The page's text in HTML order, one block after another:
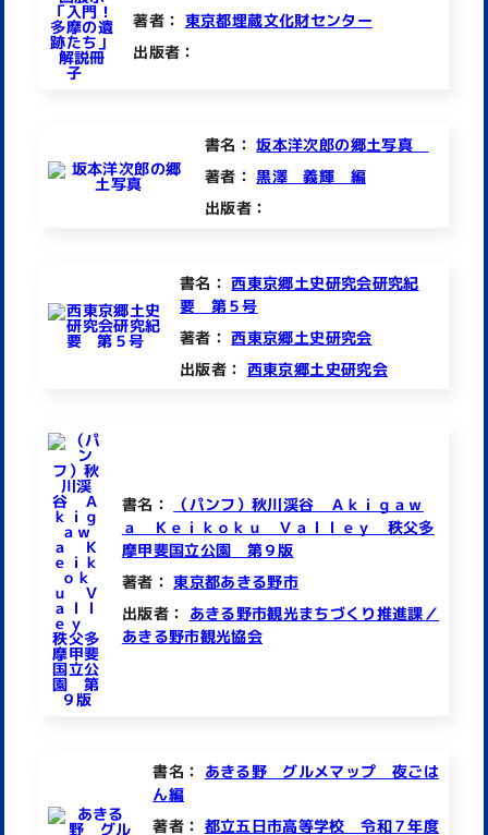
著者： 東京都埋蔵文化財センター
出版者：
書名：坂本洋次郎の郷土写真
著者：黒澤 義輝 編
出版者：
書名：西東京郷土史研究会研究紀
要 第５号
著者：西東京郷土史研究会
出版者： 西東京郷土史研究会
書名：
（パンフ）秋川渓谷 Ａｋｉｇａｗ
ａ Ｋｅｉｋｏｋｕ Ｖａｌｌｅｙ 秩父多
摩甲斐国立公園 第９版
著者：東京都あきる野市
出版者： あきる野市観光まちづくり推進課／
あきる野市観光協会
書名： あきる野 グルメマップ 夜ごは
ん編
著者： 都立五日市高等学校 令和７年度